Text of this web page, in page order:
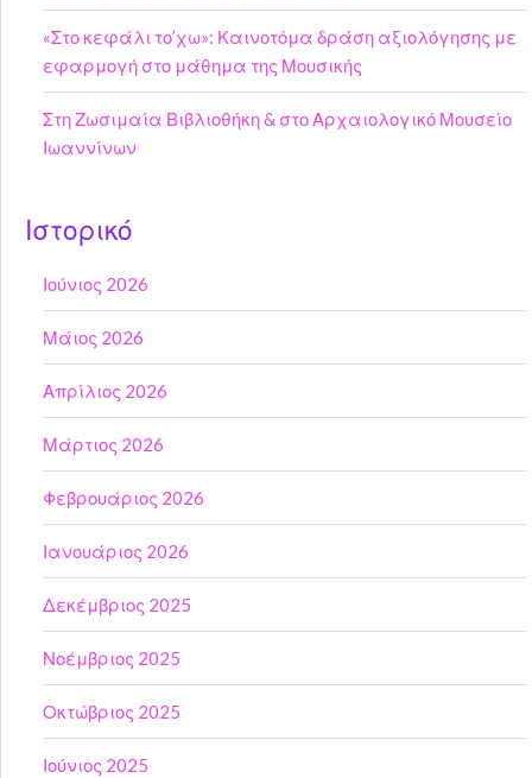
«Στο κεφάλι το’χω»: Καινοτόμα δράση αξιολόγησης με
εφαρμογή στο μάθημα της Μουσικής
Στη Ζωσιμαία Βιβλιοθήκη & στο Αρχαιολογικό Μουσείο
Ιωαννίνων
Ιστορικό
Ιούνιος 2026
Μάιος 2026
Απρίλιος 2026
Μάρτιος 2026
Φεβρουάριος 2026
Ιανουάριος 2026
Δεκέμβριος 2025
Νοέμβριος 2025
Οκτώβριος 2025
Ιούνιος 2025